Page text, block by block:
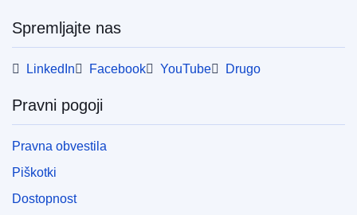
Spremljajte nas
LinkedIn Facebook YouTube Drugo
Pravni pogoji
Pravna obvestila
Piškotki
Dostopnost